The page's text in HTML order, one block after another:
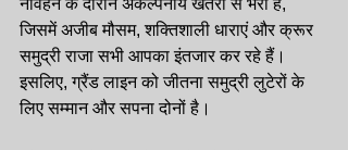
नौवहन के दौरान अकल्पनीय खतरों से भरा है,
जिसमें अजीब मौसम, शक्तिशाली धाराएं और क्रूर
समुद्री राजा सभी आपका इंतजार कर रहे हैं।
इसलिए, ग्रैंड लाइन को जीतना समुद्री लुटेरों के
लिए सम्मान और सपना दोनों है।